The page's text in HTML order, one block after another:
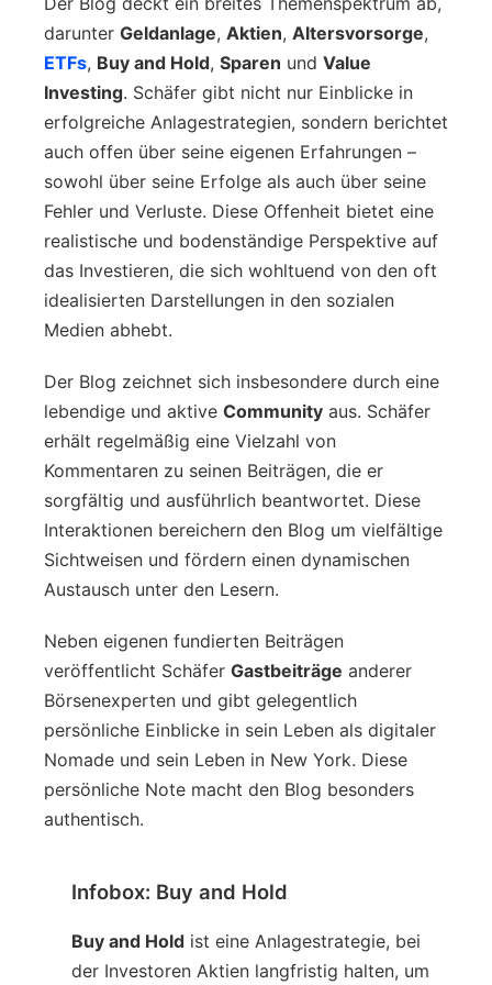
darunter Geldanlage, Aktien, Altersvorsorge,
ETFs, Buy and Hold, Sparen und Value
Investing. Schäfer gibt nicht nur Einblicke in
erfolgreiche Anlagestrategien, sondern berichtet
auch offen über seine eigenen Erfahrungen –
sowohl über seine Erfolge als auch über seine
Fehler und Verluste. Diese Offenheit bietet eine
realistische und bodenständige Perspektive auf
das Investieren, die sich wohltuend von den oft
idealisierten Darstellungen in den sozialen
Medien abhebt.
Der Blog zeichnet sich insbesondere durch eine
lebendige und aktive Community aus. Schäfer
erhält regelmäßig eine Vielzahl von
Kommentaren zu seinen Beiträgen, die er
sorgfältig und ausführlich beantwortet. Diese
Interaktionen bereichern den Blog um vielfältige
Sichtweisen und fördern einen dynamischen
Austausch unter den Lesern.
Neben eigenen fundierten Beiträgen
veröffentlicht Schäfer Gastbeiträge anderer
Börsenexperten und gibt gelegentlich
persönliche Einblicke in sein Leben als digitaler
Nomade und sein Leben in New York. Diese
persönliche Note macht den Blog besonders
authentisch.
Infobox: Buy and Hold
Buy and Hold ist eine Anlagestrategie, bei
der Investoren Aktien langfristig halten, um